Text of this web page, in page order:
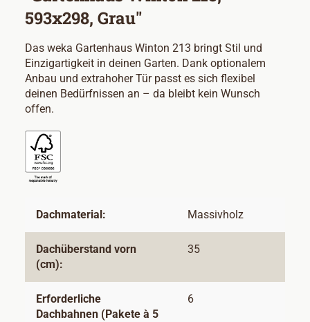
593x298, Grau"
Das weka Gartenhaus Winton 213 bringt Stil und
Einzigartigkeit in deinen Garten. Dank optionalem
Anbau und extrahoher Tür passt es sich flexibel
deinen Bedürfnissen an – da bleibt kein Wunsch
offen.
Dachmaterial: Massivholz
Dachüberstand vorn
(cm):
35
Erforderliche
Dachbahnen (Pakete à 5
6